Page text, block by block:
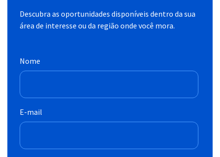
Descubra as oportunidades disponíveis dentro da sua
área de interesse ou da região onde você mora.
Nome
E-mail